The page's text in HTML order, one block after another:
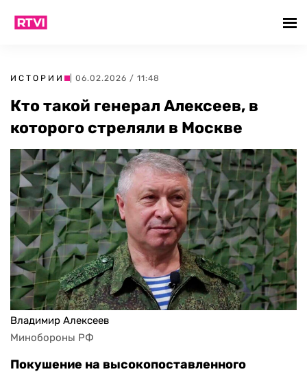
ИСТОРИИ | 06.02.2026 / 11:48
Кто такой генерал Алексеев, в
которого стреляли в Москве
Владимир Алексеев
Минобороны РФ
Покушение на высокопоставленного